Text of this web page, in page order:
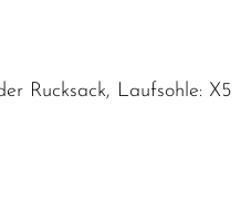
Rucksack, Laufsohle: X5